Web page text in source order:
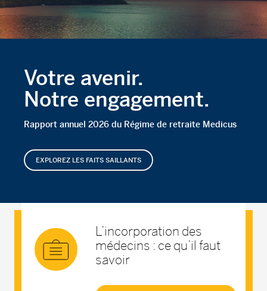
Votre avenir.
Notre engagement.
Rapport annuel 2026 du Régime de retraite Medicus
EXPLOREZ LES FAITS SAILLANTS
L’incorporation des
médecins : ce qu’il faut
savoir